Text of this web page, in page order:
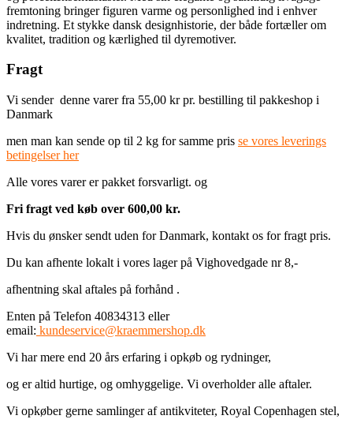
fremtoning bringer figuren varme og personlighed ind i enhver
indretning. Et stykke dansk designhistorie, der både fortæller om
kvalitet, tradition og kærlighed til dyremotiver.
Fragt
Vi sender denne varer fra 55,00 kr pr. bestilling til pakkeshop i
Danmark
men man kan sende op til 2 kg for samme pris se vores leverings
betingelser her
Alle vores varer er pakket forsvarligt. og
Fri fragt ved køb over 600,00 kr.
Hvis du ønsker sendt uden for Danmark, kontakt os for fragt pris.
Du kan afhente lokalt i vores lager på Vighovedgade nr 8,-
afhentning skal aftales på forhånd .
Enten på Telefon 40834313 eller
email: kundeservice@kraemmershop.dk
Vi har mere end 20 års erfaring i opkøb og rydninger,
og er altid hurtige, og omhyggelige. Vi overholder alle aftaler.
Vi opkøber gerne samlinger af antikviteter, Royal Copenhagen stel,